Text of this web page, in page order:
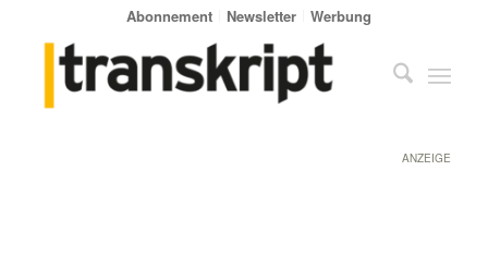
Abonnement Newsletter Werbung
ANZEIGE